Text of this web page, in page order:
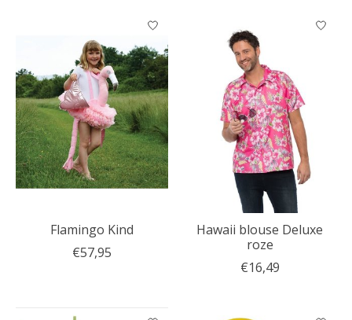
Flamingo Kind
€57,95
Hawaii blouse Deluxe
roze
€16,49